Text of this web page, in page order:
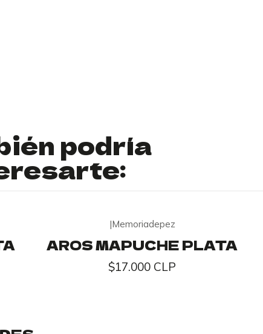
podría
|Memoriadepez
AROS MAPUCHE PLATA
$17.000 CLP